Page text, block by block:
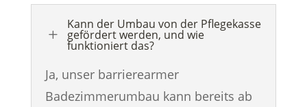
L
Kann der Umbau von der Pflegekasse
gefördert werden, und wie
funktioniert das?
Ja, unser barrierearmer
Badezimmerumbau kann bereits ab